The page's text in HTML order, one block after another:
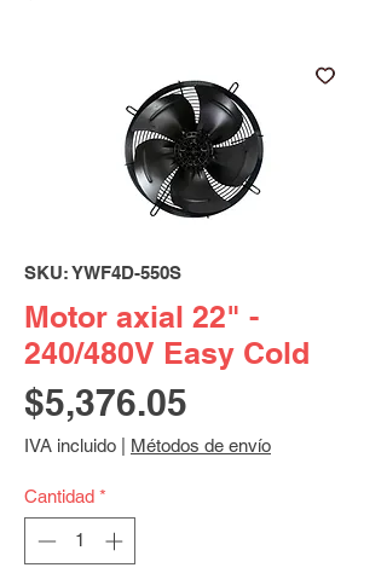
SKU: YWF4D-550S
Motor axial 22" -
240/480V Easy Cold
$5,376.05
IVA incluido Métodos de envío
Cantidad *